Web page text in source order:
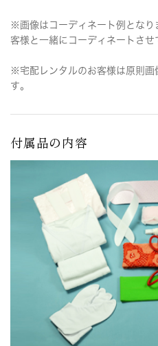
※画像はコーディネート例となり
客様と一緒にコーディネートさせ
※宅配レンタルのお客様は原則画
す。
付属品の内容